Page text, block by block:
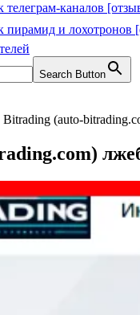
каналов
пирамид и лохотронов
Search Button
Bitrading (auto-